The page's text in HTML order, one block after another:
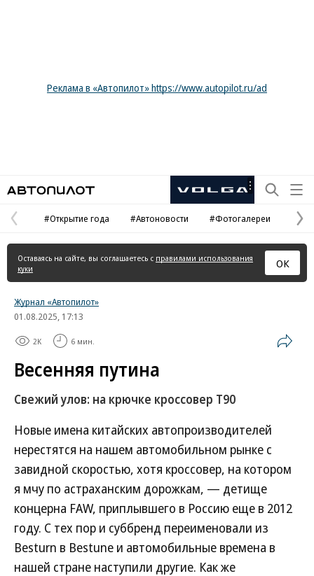
Реклама в «Автопилот» https://www.autopilot.ru/ad
Рекламная
Предыдущая
страница
#Открытие года #Автоновости #Фотогалереи
Оставаясь на сайте, вы соглашаетесь с правилами использования
куки
ОК
Журнал «Автопилот»
01.08.2025, 17:13
2K 6 мин.
Весенняя путина
Свежий улов: на крючке кроссовер T90
Новые имена китайских автопроизводителей
нерестятся на нашем автомобильном рынке с
завидной скоростью, хотя кроссовер, на котором
я мчу по астраханским дорожкам, — детище
концерна FAW, приплывшего в Россию еще в 2012
году. С тех пор и суббренд переименовали из
Besturn в Bestune и автомобильные времена в
нашей стране наступили другие. Как же